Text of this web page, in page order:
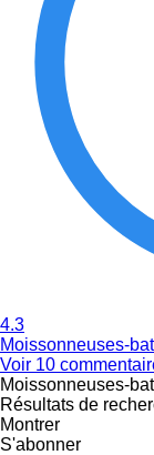
4.3
Moissonneuses-
Voir 10
Moissonneuses-
Résultats de
Montrer
S'abonner